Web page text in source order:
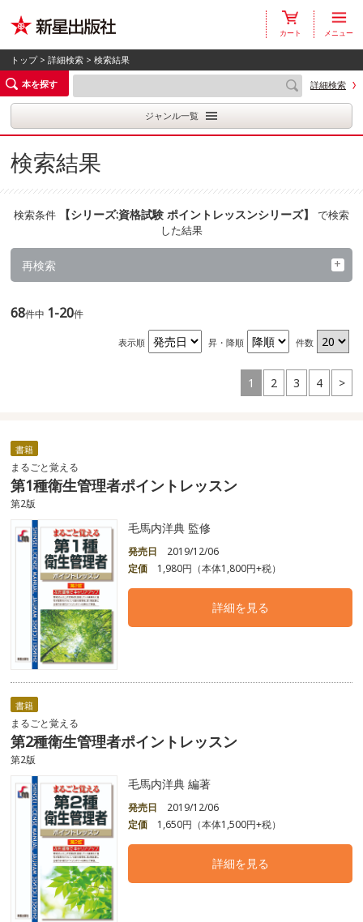
カート メニュー
トップ>詳細検索 > 検索結果
本を探す
詳細検索
ジャンル一覧
検索結果
検索条件 【シリーズ:資格試験 ポイントレッスンシリーズ】 で検索
した結果
再検索
68件中 1-20件
表示順 昇・降順 件数
1 2 3 4 >
書籍
まるごと覚える
第1種衛生管理者ポイントレッスン
第2版
毛馬内洋典 監修
発売日
2019/12/06
定価
1,980円（本体1,800円+税）
詳細を見る
書籍
まるごと覚える
第2種衛生管理者ポイントレッスン
第2版
毛馬内洋典 編著
発売日
2019/12/06
定価
1,650円（本体1,500円+税）
詳細を見る